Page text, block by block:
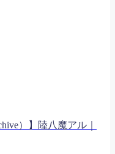
）】陸八魔アル｜